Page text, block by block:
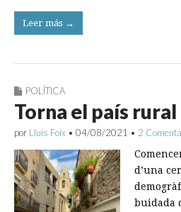
Leer más →
POLÍTICA
Torna el país rural
por Lluís Foix • 04/08/2021 • 2
d’una
buidada